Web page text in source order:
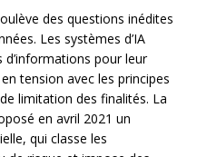
des questions inédites
Les systèmes d’IA
d’informations pour leur
tension avec les principes
limitation des finalités. La
en avril 2021 un
qui classe les